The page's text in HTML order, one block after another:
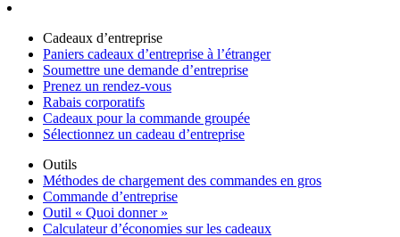
Cadeaux d’entreprise
Paniers cadeaux d’entreprise à l’étranger
Soumettre une demande d’entreprise
Prenez un rendez-vous
Rabais corporatifs
Cadeaux pour la commande groupée
Sélectionnez un cadeau d’entreprise
Outils
Méthodes de chargement des commandes en gros
Commande d’entreprise
Outil « Quoi donner »
Calculateur d’économies sur les cadeaux